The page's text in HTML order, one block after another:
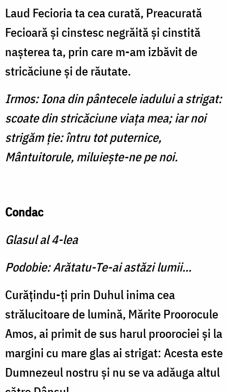
Laud Fecioria ta cea curată, Preacurată
Fecioară şi cinstesc negrăită şi cinstită
naşterea ta, prin care m-am izbăvit de
stricăciune şi de răutate.
Irmos: Iona din pântecele iadului a strigat:
scoate din stricăciune viaţa mea; iar noi
strigăm ţie: întru tot puternice,
Mântuitorule, miluieşte-ne pe noi.
Condac
Glasul al 4-lea
Podobie: Arătatu-Te-ai astăzi lumii...
Curăţindu-ţi prin Duhul inima cea
strălucitoare de lumină, Mărite Proorocule
Amos, ai primit de sus harul proorociei şi la
margini cu mare glas ai strigat: Acesta este
Dumnezeul nostru şi nu se va adăuga altul